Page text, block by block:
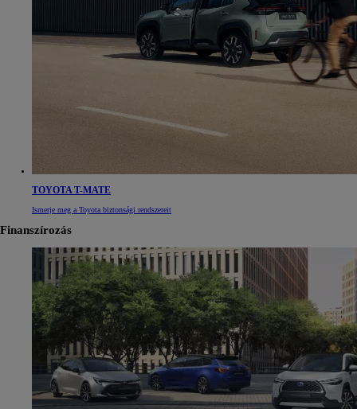
TOYOTA T-MATE
Ismerje meg a Toyota biztonsági rendszereit
Finanszírozás